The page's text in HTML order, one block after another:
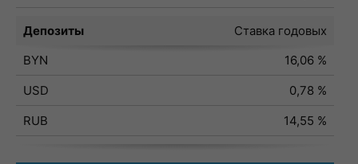
Депозиты
Ставка годовых
BYN
16,06 %
USD
0,78 %
RUB
14,55 %